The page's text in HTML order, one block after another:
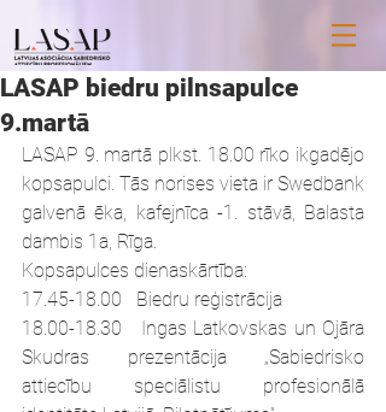
LASAP biedru pilnsapulce
9.martā
LASAP 9. martā plkst. 18.00 rīko ikgadējo
kopsapulci. Tās norises vieta ir Swedbank
galvenā ēka, kafejnīca -1. stāvā, Balasta
dambis 1a, Rīga.
Kopsapulces dienaskārtība:
17.45-18.00   Biedru reģistrācija
18.00-18.30   Ingas Latkovskas un Ojāra
Skudras prezentācija „Sabiedrisko
attiecību speciālistu profesionālā